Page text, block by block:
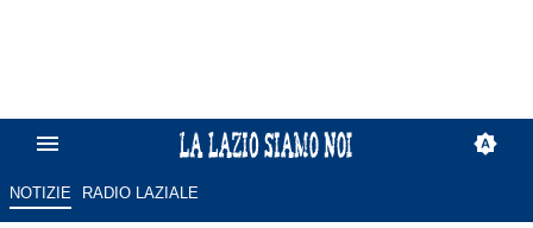
NOTIZIE RADIO LAZIALE